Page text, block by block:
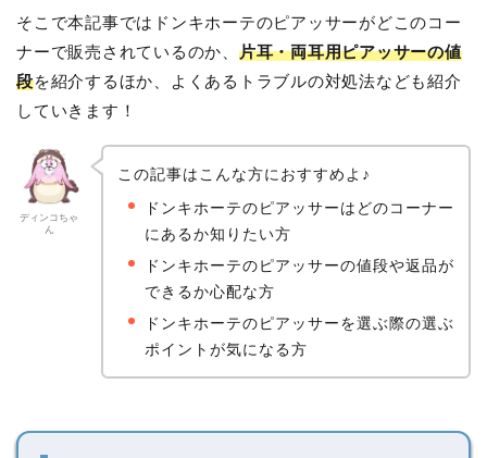
そこで本記事ではドンキホーテのピアッサーがどこのコー
ナーで販売されているのか、 片耳・両耳用ピアッサーの値
段を紹介するほか、よくあるトラブルの対処法なども紹介
していきます！
ディンコちゃ
ん
この記事はこんな方におすすめよ♪
ドンキホーテのピアッサーはどのコーナー
にあるか知りたい方
ドンキホーテのピアッサーの値段や返品が
できるか心配な方
ドンキホーテのピアッサーを選ぶ際の選ぶ
ポイントが気になる方